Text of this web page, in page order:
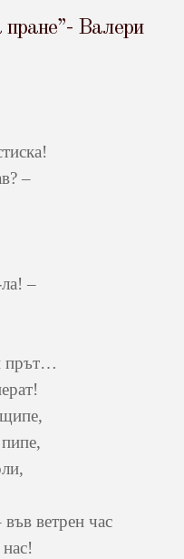
Валери
–
–
прът…
ветрен час